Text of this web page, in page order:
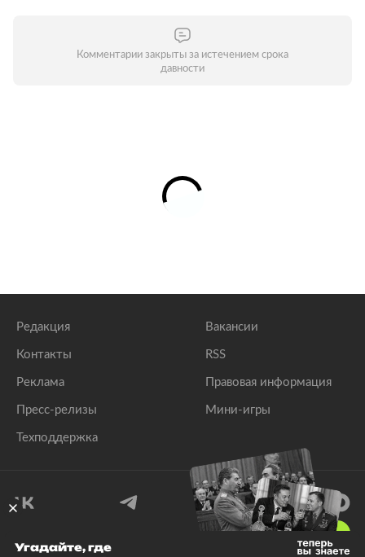
Комментарии закрыты за истечением срока
давности
Редакция
Контакты
Реклама
Пресс-релизы
Техподдержка
Вакансии
RSS
Правовая информация
Мини-игры
Угадайте, где